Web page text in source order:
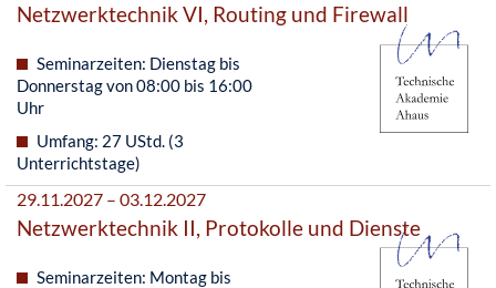
Netzwerktechnik VI, Routing und Firewall
Seminarzeiten: Dienstag bis
Donnerstag von 08:00 bis 16:00
Uhr
Umfang: 27 UStd. (3
Unterrichtstage)
29.11.2027 – 03.12.2027
Netzwerktechnik II, Protokolle und Dienste
Seminarzeiten: Montag bis